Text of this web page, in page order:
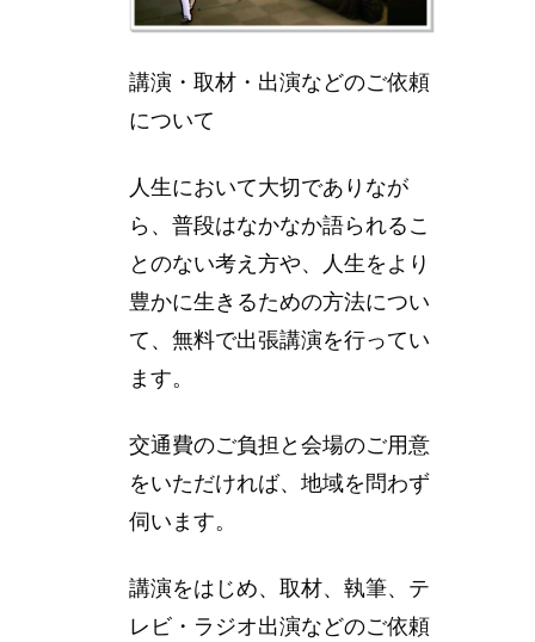
講演・取材・出演などのご依頼
について
人生において大切でありなが
ら、普段はなかなか語られるこ
とのない考え方や、人生をより
豊かに生きるための方法につい
て、無料で出張講演を行ってい
ます。
交通費のご負担と会場のご用意
をいただければ、地域を問わず
伺います。
講演をはじめ、取材、執筆、テ
レビ・ラジオ出演などのご依頼